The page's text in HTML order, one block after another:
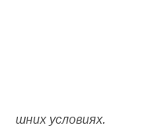
шних условиях.